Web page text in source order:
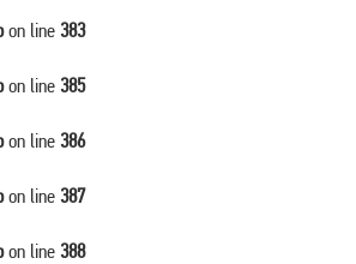
on line 383
on line 385
on line 386
on line 387
on line 388